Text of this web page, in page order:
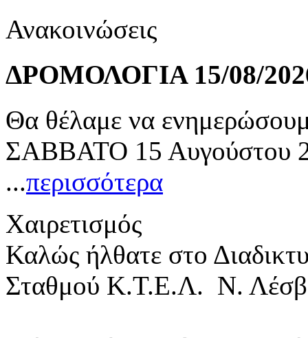
Ανακοινώσεις
ΔΡΟΜΟΛΟΓΙΑ 15/08/
Θα θέλαμε να
ΣΑΒΒΑΤΟ 15 Αυγούστου
...περισσότερα
Χαιρετισμός
Καλώς ήλθατε στο
Σταθμού Κ.Τ.Ε.Λ. Ν.